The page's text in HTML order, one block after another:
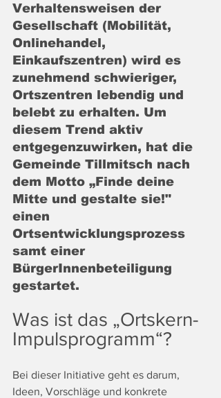
Verhaltensweisen der
Gesellschaft (Mobilität,
Onlinehandel,
Einkaufszentren) wird es
zunehmend schwieriger,
Ortszentren lebendig und
belebt zu erhalten. Um
diesem Trend aktiv
entgegenzuwirken, hat die
Gemeinde Tillmitsch nach
dem Motto „Finde deine
Mitte und gestalte sie!"
einen
Ortsentwicklungsprozess
samt einer
BürgerInnenbeteiligung
gestartet.
Was ist das „Ortskern-
Impulsprogramm“?
Bei dieser Initiative geht es darum,
Ideen, Vorschläge und konkrete